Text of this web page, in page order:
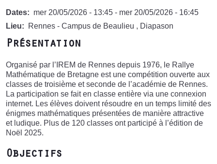
Dates mer 20/05/2026 - 13:45 - mer 20/05/2026 - 16:45
Lieu
Rennes - Campus de Beaulieu , Diapason
Présentation
Organisé par l’IREM de Rennes depuis 1976, le Rallye
Mathématique de Bretagne est une compétition ouverte aux
classes de troisième et seconde de l’académie de Rennes.
La participation se fait en classe entière via une connexion
internet. Les élèves doivent résoudre en un temps limité des
énigmes mathématiques présentées de manière attractive
et ludique. Plus de 120 classes ont participé à l’édition de
Noël 2025.
Objectifs